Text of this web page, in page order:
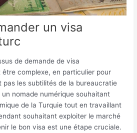
un visa
de demande de visa
être complexe, en particulier pour
pas les subtilités de la bureaucratie
nomade numérique souhaitant
de la Turquie tout en travaillant
souhaitant exploiter le marché
le bon visa est une étape cruciale.